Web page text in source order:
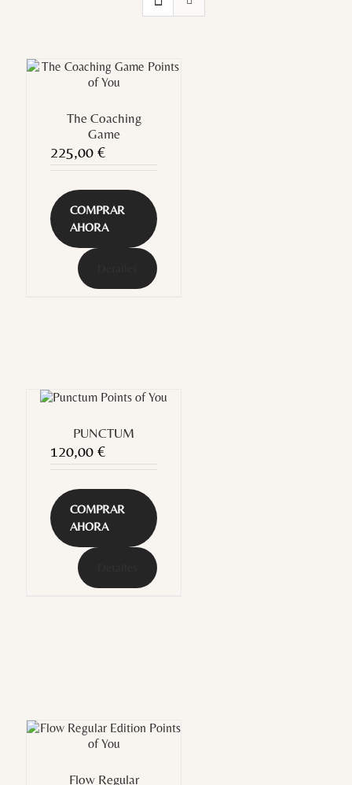
The Coaching
Game
225,00 €
COMPRAR
AHORA
PUNCTUM
120,00 €
COMPRAR
AHORA
Flow Regular